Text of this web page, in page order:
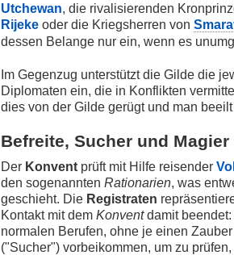
Utchewan, die rivalisierenden
Rijekeoder die Kriegsherren von
dessen Belange nur ein, wenn es
Im Gegenzug unterstützt die Gilde die
Diplomaten ein, die in Konflikten
dies von der Gilde gerügt und man
Befreite, Sucher und Magier
Der Konventprüft mit Hilfe reisender
den sogenannten Rationarien, was
geschieht. Die Registraten
Kontakt mit dem Konventdamit beendet:
normalen Berufen, ohne je einen
("Sucher") vorbeikommen, um zu